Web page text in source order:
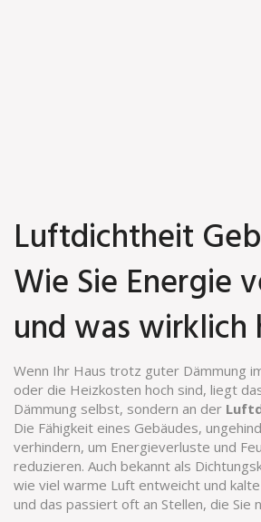
Luftdichtheit
Wie Sie Energie
und was
Wenn Ihr Haus trotz guter Dämmung
oder die Heizkosten hoch sind, liegt
Dämmung selbst, sondern an der
Die Fähigkeit eines Gebäudes,
verhindern, um Energieverluste und
reduzieren. Auch bekannt als
wie viel warme Luft entweicht und
und das passiert oft an Stellen, die Sie